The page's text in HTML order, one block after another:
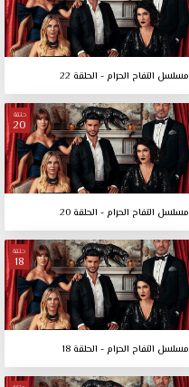
مسلسل التفاح الحرام - الحلقة 22
حلقة
20
مسلسل التفاح الحرام - الحلقة 20
حلقة
18
مسلسل التفاح الحرام - الحلقة 18